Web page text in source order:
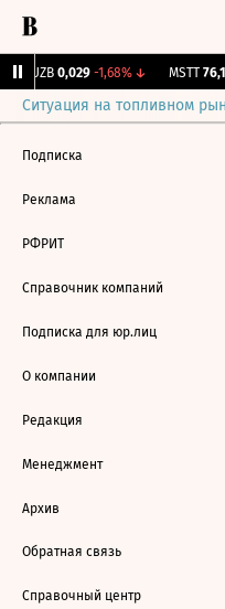
KUZB 0,029 -1,68%↓ MSTT
Ситуация на топливном
Подписка
Реклама
РФРИТ
Справочник компаний
Подписка для юр.лиц
О компании
Редакция
Менеджмент
Архив
Обратная связь
Справочный центр